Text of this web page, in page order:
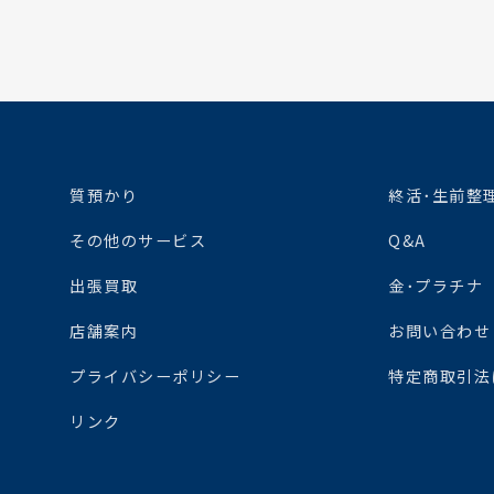
質預かり 終活･生前整
その他のサービス Q&A
出張買取 金･プラチナ
店舗案内 お問い合わせ
プライバシーポリシー 特定商取引
リンク